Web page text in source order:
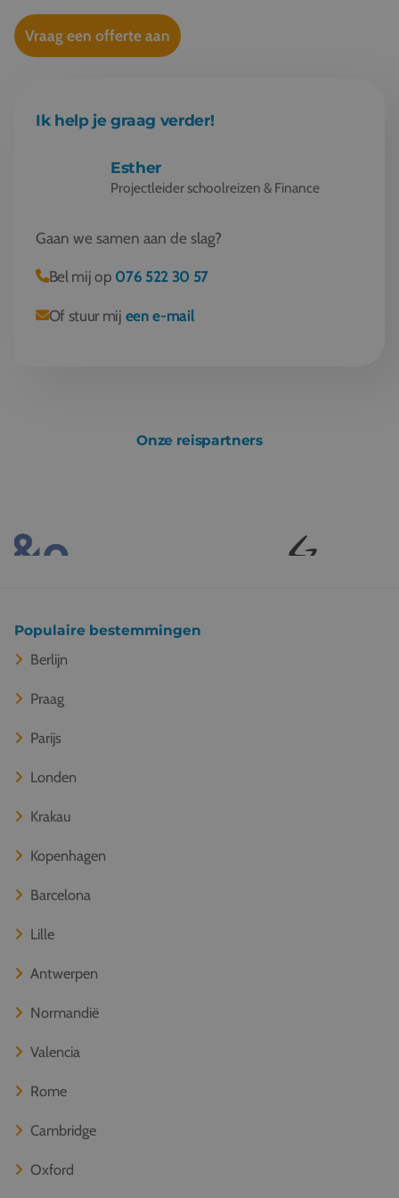
Vraag een offerte aan
Ik help je graag verder!
Esther
Projectleider schoolreizen & Finance
Gaan we samen aan de slag?
Bel mij op 076 522 30 57
Of stuur mij een e-mail
Onze reispartners
Populaire bestemmingen
Berlijn
Praag
Parijs
Londen
Krakau
Kopenhagen
Barcelona
Lille
Antwerpen
Normandië
Valencia
Rome
Cambridge
Oxford